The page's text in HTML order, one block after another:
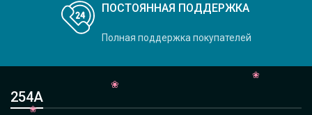
ПОСТОЯННАЯ ПОДДЕРЖКА
Полная поддержка покупателей
254А